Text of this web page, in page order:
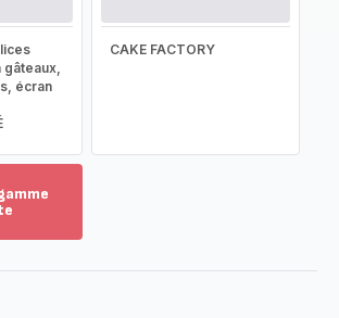
gâteaux,
écran
CAKE FACTORY